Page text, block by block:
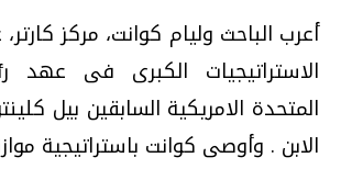
أعرب الباحث وليام كوانت، مركز
الاستراتيجيات الكبرى فى عهد
المتحدة الامريكية السابقين بيل
الابن . وأوصى كوانت باستراتيجية